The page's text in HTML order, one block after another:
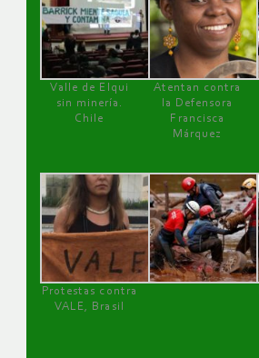
Valle de Elqui
sin minería.
Chile
Atentan contra
la Defensora
Francisca
Márquez
Protestas contra
VALE, Brasil